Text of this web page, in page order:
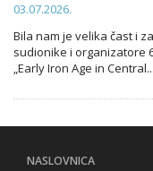
03.07.2026.
Bila nam je velika čast i
sudionike i organizatore
„Early Iron Age in Central...
NASLOVNICA